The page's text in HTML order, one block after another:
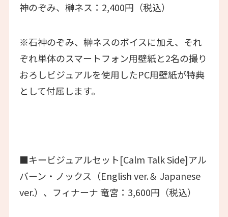
神のぞみ、榊ネス：2,400円（税込）
※石神のぞみ、榊ネスのボイスに加え、それ
ぞれ単体のスマートフォン用壁紙と2名の撮り
おろしビジュアルを使用したPC用壁紙が特典
として付属します。
■キービジュアルセット[Calm Talk Side]アル
バーン・ノックス（English ver.＆ Japanese
ver.）、フィナーナ 竜宮：3,600円（税込）